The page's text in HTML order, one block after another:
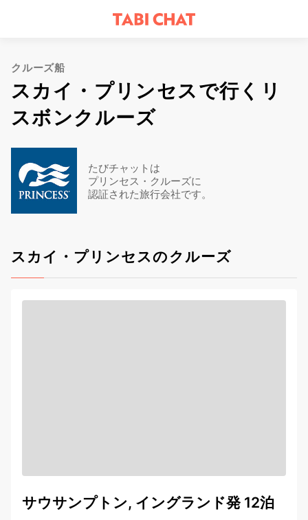
クルーズ船
スカイ・プリンセスで行くリ
スボンクルーズ
たびチャットは
プリンセス・クルーズに
認証された旅行会社です。
スカイ・プリンセスのクルーズ
サウサンプトン, イングランド発 12泊